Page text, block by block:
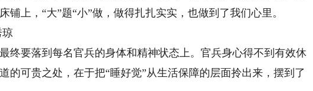
铺上，“大”题“小”做，做得扎扎实实，也做到了我们心里。
要落到每名官兵的身体和精神状态上。官兵身心得不到有效休
的可贵之处，在于把“睡好觉”从生活保障的层面拎出来，摆到了